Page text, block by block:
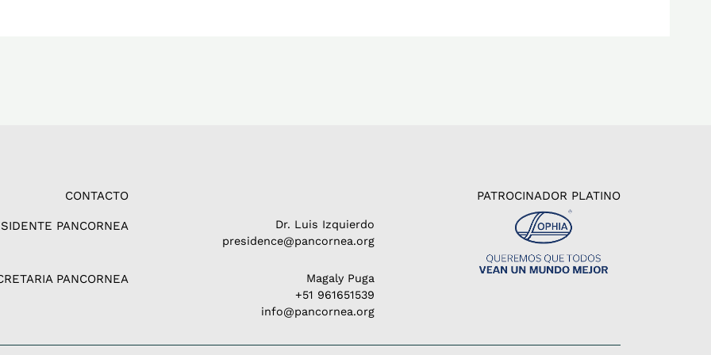
CONTACTO
PANCORNEA
PANCORNEA
Dr. Luis Izquierdo
presidence@pancornea.org
Magaly Puga
+51 961651539
info@pancornea.org
PATROCINADOR PLATINO